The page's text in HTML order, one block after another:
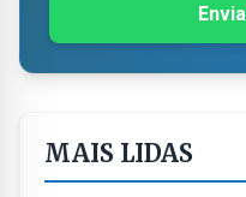
MAIS LIDAS